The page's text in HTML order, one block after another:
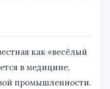
как «весёлый
в медицине,
промышленности.